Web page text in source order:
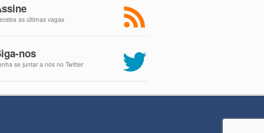
as últimas vagas
nos
se juntar a nós no Twitter